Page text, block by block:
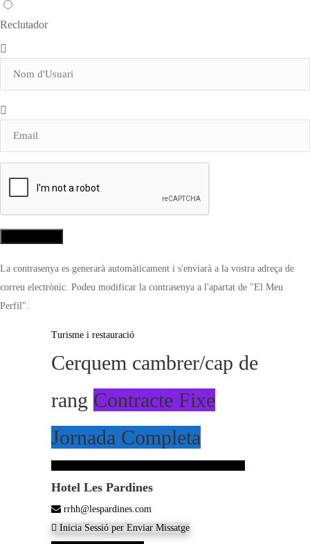
Reclutador
La contrasenya es generarà automàticament i s'enviarà a la vostra adreça de
correu electrònic. Podeu modificar la contrasenya a l'apartat de "El Meu
Perfil".
Turisme i restauració
Cerquem cambrer/cap de
rang Contracte Fixe
Jornada Completa
Hotel Les Pardines
rrhh@lespardines.com
Inicia Sessió per Enviar Missatge